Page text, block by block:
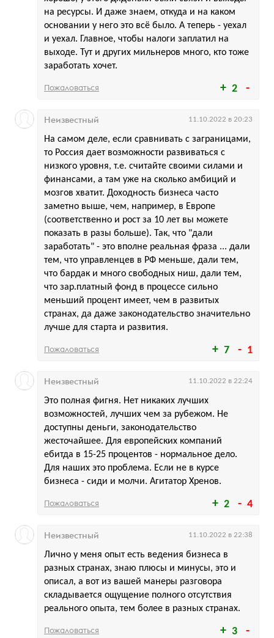
2
на ресурсы. И даже знаем, откуда и на каком
основании у него это всё было. А теперь - уехал
и уехал. Главное, чтобы налоги заплатил на
выходе. Тут и других мильнеров много, кто тоже
заработать хочет.
Пожаловаться
7 1
На самом деле, если сравнивать с заграницами,
то Россия дает возможности развиваться с
низкого уровня, т.е. считайте своими силами и
финансами, а там уже на сколько амбиций и
мозгов хватит. Доходность бизнеса часто
заметно выше, чем, например, в Европе
(соответственно и рост за 10 лет вы можете
показать в разы больше). Так, что "дали
заработать" - это вполне реальная фраза ... дали
тем, что управленцев в РФ меньше, дали тем,
что бардак и много свободных ниш, дали тем,
что зар.платный фонд в процессе сильно
меньший процент имеет, чем в развитых
странах, да даже законодательство значительно
лучше для старта и развития.
Неизвестный 11.10.2022 в 20:23
Пожаловаться
2 4
Это полная фигня. Нет никаких лучших
возможностей, лучших чем за рубежом. Не
доступны деньги, законодательство
жесточайшее. Для европейских компаний
ебитда в 15-25 процентов - нормальное дело.
Для наших это проблема. Если не в курсе
бизнеса - сиди и молчи. Агитатор Хренов.
Неизвестный 11.10.2022 в 22:24
Пожаловаться
3
Лично у меня опыт есть ведения бизнеса в
разных странах, знаю плюсы и минусы, это и
описал, а вот из вашей манеры разговора
складывается ощущение полного отсутствия
реального опыта, тем более в разных странах.
Неизвестный 11.10.2022 в 22:38
Пожаловаться